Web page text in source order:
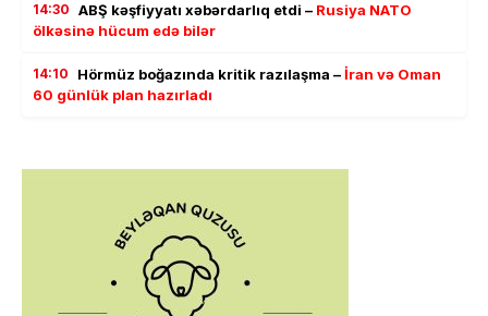
14:30 ABŞ kəşfiyyatı xəbərdarlıq etdi – Rusiya NATO
ölkəsinə hücum edə bilər
14:10 Hörmüz boğazında kritik razılaşma –İran və Oman
60 günlük plan hazırladı